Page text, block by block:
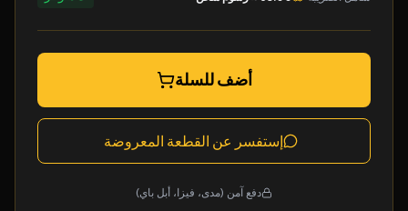
أضف للسلة
إستفسر عن القطعة المعروضة
دفع آمن (مدى، فيزا، أبل باي)